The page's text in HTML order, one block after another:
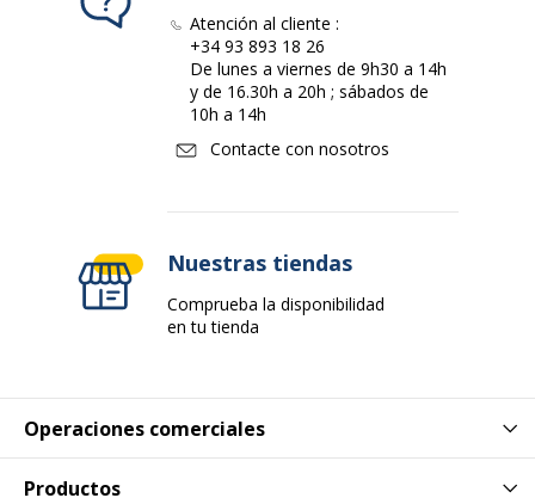
Operaciones comerciales
Productos
Atención al cliente :
+34 93 893 18 26
De lunes a viernes de 9h30 a 14h
y de 16.30h a 20h ; sábados de
10h a 14h
Contacte con nosotros
Nuestras tiendas
Comprueba la disponibilidad
en tu tienda